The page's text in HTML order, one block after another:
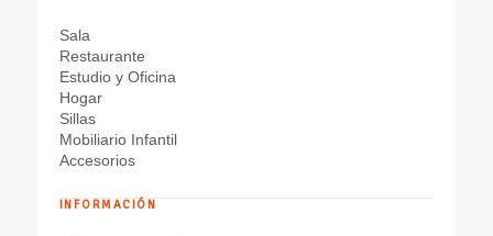
Sala
Restaurante
Estudio y Oficina
Hogar
Sillas
Mobiliario Infantil
Accesorios
INFORMACIÓN